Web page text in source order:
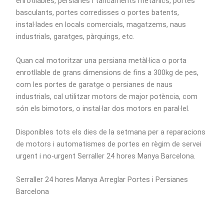
basculants, portes corredisses o portes batents,
instal·lades en locals comercials, magatzems, naus
industrials, garatges, pàrquings, etc.
Quan cal motoritzar una persiana metàl·lica o porta
enrotllable de grans dimensions de fins a 300kg de pes,
com les portes de garatge o persianes de naus
industrials, cal utilitzar motors de major potència, com
són els bimotors, o instal·lar dos motors en paral·lel.
Disponibles tots els dies de la setmana per a reparacions
de motors i automatismes de portes en règim de servei
urgent i no-urgent Serraller 24 hores Manya Barcelona.
Serraller 24 hores Manya Arreglar Portes i Persianes
Barcelona